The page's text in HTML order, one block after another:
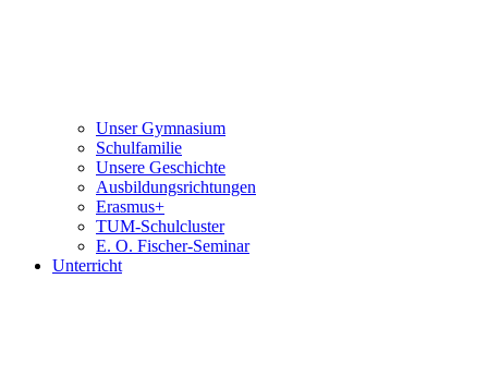
Unser Gymnasium
Schulfamilie
Unsere Geschichte
Ausbildungsrichtungen
Erasmus+
TUM-Schulcluster
E. O. Fischer-Seminar
Unterricht